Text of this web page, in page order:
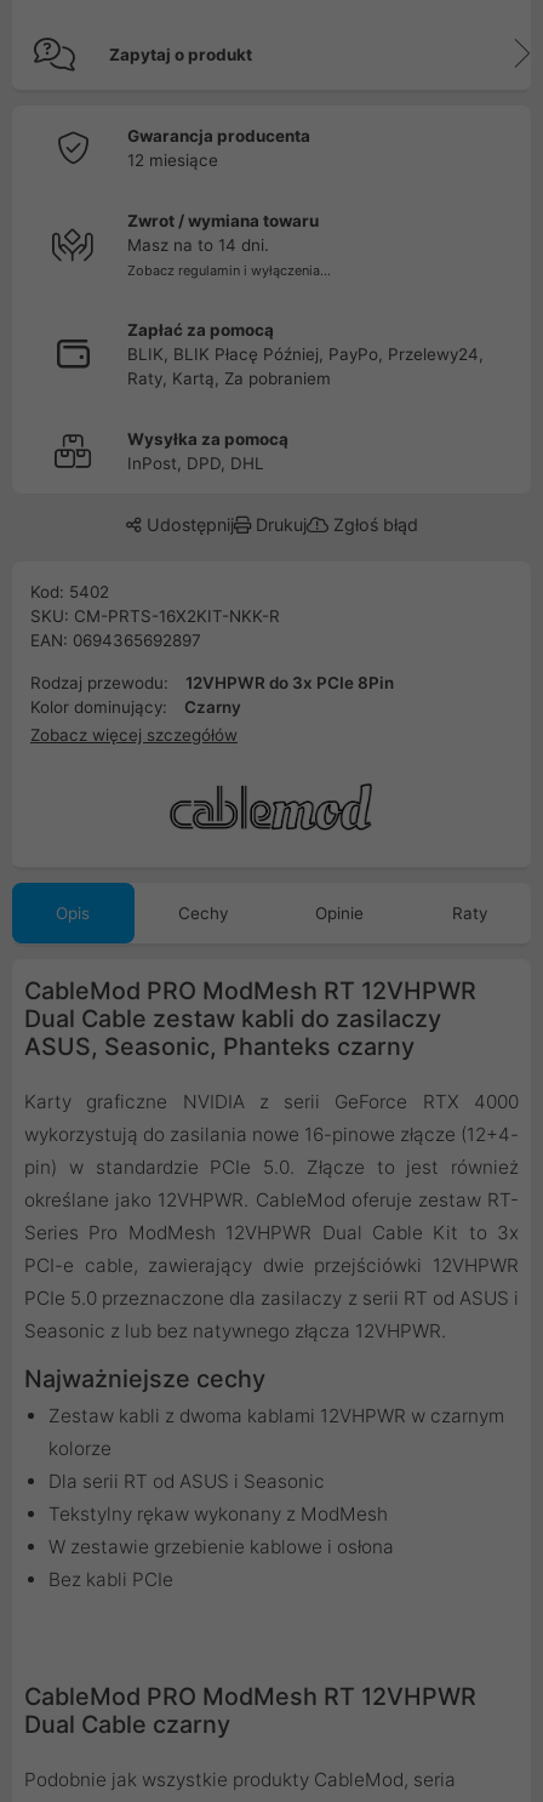
Zapytaj o produkt
Gwarancja producenta
12 miesiące
Zwrot / wymiana towaru
Masz na to 14 dni.
Zobacz regulamin i wyłączenia...
Zapłać za pomocą
BLIK, BLIK Płacę Później, PayPo, Przelewy24,
Raty, Kartą, Za pobraniem
Wysyłka za pomocą
InPost, DPD, DHL
Udostępnij Drukuj Zgłoś błąd
Kod: 5402
SKU: CM-PRTS-16X2KIT-NKK-R
EAN: 0694365692897
Rodzaj przewodu:
12VHPWR do 3x PCIe 8Pin
Kolor dominujący:
Czarny
Zobacz więcej szczegółów
Opis Cechy Opinie Raty
CableMod PRO ModMesh RT 12VHPWR
Dual Cable zestaw kabli do zasilaczy
ASUS, Seasonic, Phanteks czarny
Karty graficzne NVIDIA z serii GeForce RTX 4000
wykorzystują do zasilania nowe 16-pinowe złącze (12+4-
pin) w standardzie PCIe 5.0. Złącze to jest również
określane jako 12VHPWR. CableMod oferuje zestaw RT-
Series Pro ModMesh 12VHPWR Dual Cable Kit to 3x
PCI-e cable, zawierający dwie przejściówki 12VHPWR
PCIe 5.0 przeznaczone dla zasilaczy z serii RT od ASUS i
Seasonic z lub bez natywnego złącza 12VHPWR.
Najważniejsze cechy
Zestaw kabli z dwoma kablami 12VHPWR w czarnym
kolorze
Dla serii RT od ASUS i Seasonic
Tekstylny rękaw wykonany z ModMesh
W zestawie grzebienie kablowe i osłona
Bez kabli PCIe
CableMod PRO ModMesh RT 12VHPWR
Dual Cable czarny
Podobnie jak wszystkie produkty CableMod, seria